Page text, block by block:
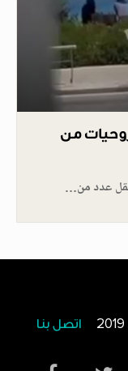
من
عدد من…
اتصل بنا